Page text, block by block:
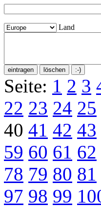
Land
Seite: 1 2 3
22 23 24 25
40 41 42 43
59 60 61 62
78 79 80 81
97 98 99